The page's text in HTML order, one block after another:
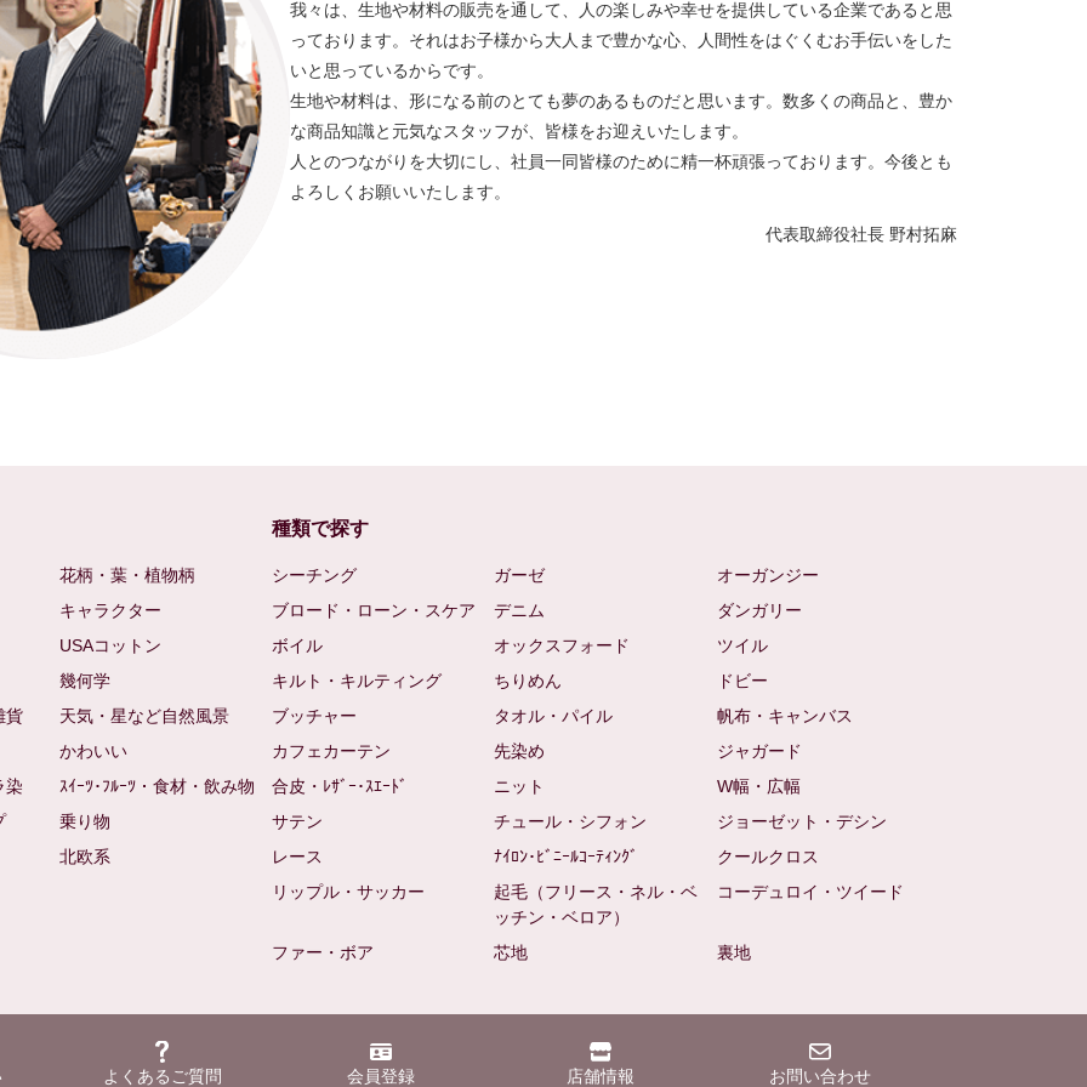
我々は、生地や材料の販売を通して、人の楽しみや幸せを提供している企業であると思
っております。それはお子様から大人まで豊かな心、人間性をはぐくむお手伝いをした
いと思っているからです。
生地や材料は、形になる前のとても夢のあるものだと思います。数多くの商品と、豊か
な商品知識と元気なスタッフが、皆様をお迎えいたします。
人とのつながりを大切にし、社員一同皆様のために精一杯頑張っております。今後とも
よろしくお願いいたします。
代表取締役社長 野村拓麻
花柄・葉・植物柄
キャラクター
USAコットン
幾何学
貨
天気・星など自然風景
かわいい
染
ｽｲｰﾂ･ﾌﾙｰﾂ・食材・飲み物
乗り物
北欧系
種類で探す
シーチング ガーゼ
オーガンジー
ブロード・ローン・スケア
デニム
ダンガリー
ボイル
オックスフォード
ツイル
キルト・キルティング
ちりめん
ドビー
ブッチャー
タオル・パイル
帆布・キャンバス
カフェカーテン
先染め
ジャガード
合皮・ﾚｻﾞｰ･ｽｴｰﾄﾞ
ニット
W幅・広幅
サテン
チュール・シフォン
ジョーゼット・デシン
レース
ﾅｲﾛﾝ･ﾋﾞﾆｰﾙｺｰﾃｨﾝｸﾞ
クールクロス
リップル・サッカー
起毛（フリース・ネル・ベ
ッチン・ベロア）
コーデュロイ・ツイード
ファー・ボア 芯地 裏地
よくあるご質問 会員登録 店舗情報 お問い合わせ